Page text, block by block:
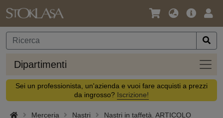
Lingua
Valuta
Offerta
Dipartimenti
Sei un professionista, un'azienda e vuoi fare acquisti a prezzi
da ingrosso? Iscrizione!
Merceria Nastri
Nastri in taffetà. ARTICOLO